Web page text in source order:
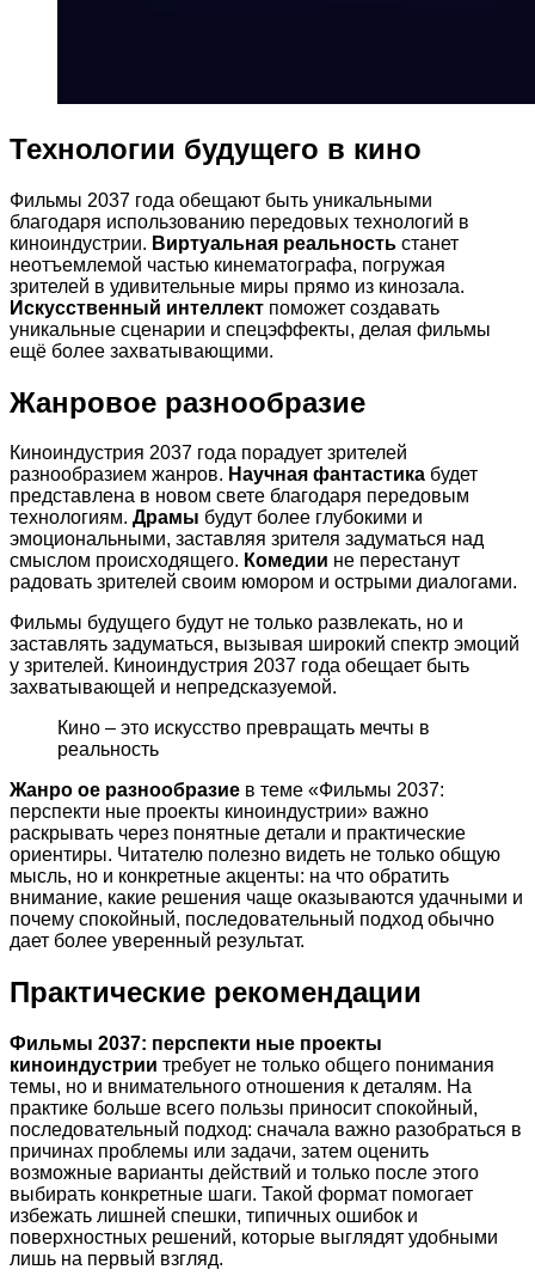
Технологии будущего в кино
Фильмы 2037 года обещают быть уникальными
благодаря использованию передовых технологий в
киноиндустрии. Виртуальная реальность станет
неотъемлемой частью кинематографа, погружая
зрителей в удивительные миры прямо из кинозала.
Искусственный интеллект поможет создавать
уникальные сценарии и спецэффекты, делая фильмы
ещё более захватывающими.
Жанровое разнообразие
Киноиндустрия 2037 года порадует зрителей
разнообразием жанров. Научная фантастика будет
представлена в новом свете благодаря передовым
технологиям. Драмы будут более глубокими и
эмоциональными, заставляя зрителя задуматься над
смыслом происходящего. Комедии не перестанут
радовать зрителей своим юмором и острыми диалогами.
Фильмы будущего будут не только развлекать, но и
заставлять задуматься, вызывая широкий спектр эмоций
у зрителей. Киноиндустрия 2037 года обещает быть
захватывающей и непредсказуемой.
Кино – это искусство превращать мечты в
реальность
Жанро ое разнообразие в теме «Фильмы 2037:
перспекти ные проекты киноиндустрии» важно
раскрывать через понятные детали и практические
ориентиры. Читателю полезно видеть не только общую
мысль, но и конкретные акценты: на что обратить
внимание, какие решения чаще оказываются удачными и
почему спокойный, последовательный подход обычно
дает более уверенный результат.
Практические рекомендации
Фильмы 2037: перспекти ные проекты
киноиндустрии требует не только общего понимания
темы, но и внимательного отношения к деталям. На
практике больше всего пользы приносит спокойный,
последовательный подход: сначала важно разобраться в
причинах проблемы или задачи, затем оценить
возможные варианты действий и только после этого
выбирать конкретные шаги. Такой формат помогает
избежать лишней спешки, типичных ошибок и
поверхностных решений, которые выглядят удобными
лишь на первый взгляд.